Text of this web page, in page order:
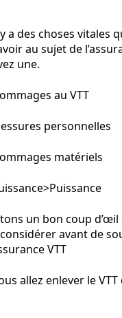
a des choses vitales
au sujet de
une.
au VTT
personnelles
matériels
un bon coup
avant de
VTT
allez enlever le